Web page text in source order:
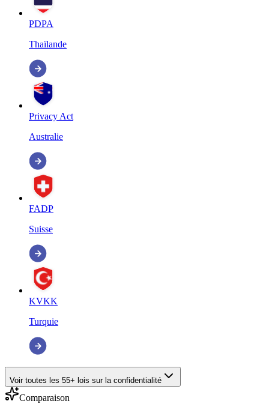
PDPA
Thaïlande
Privacy Act
Australie
FADP
Suisse
KVKK
Turquie
Voir toutes les 55+ lois sur la confidentialité
Comparaison